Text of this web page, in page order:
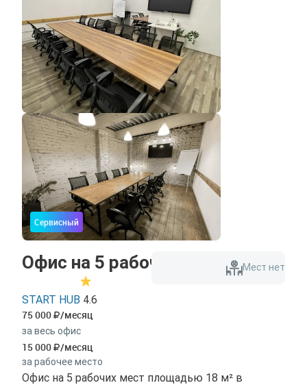
Сервисный
Офис на 5 рабочих мест
START HUB 4.6
75 000 /месяц
за весь офис
15 000 /месяц
за рабочее место
Офис на 5 рабочих мест площадью 18 м² в
Мест нет